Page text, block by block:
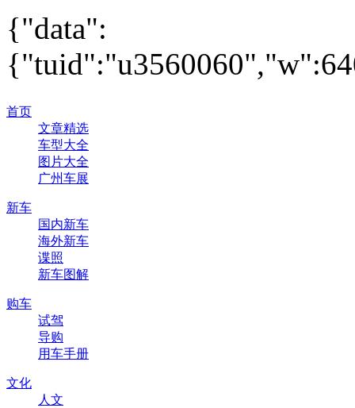
{"data":
首页
文章精选
车型大全
图片大全
广州车展
新车
国内新车
海外新车
谍照
新车图解
购车
试驾
导购
用车手册
文化
人文